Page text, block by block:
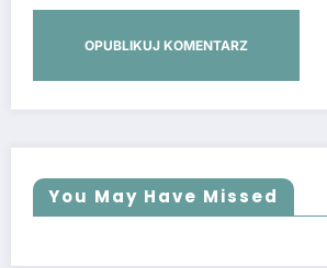
You May Have Missed